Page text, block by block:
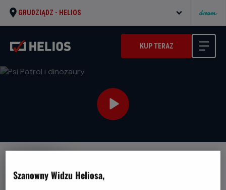
GRUDZIĄDZ - HELIOS
KUP TERAZ
Psi Patrol i dinozaury
Szanowny Widzu Heliosa,